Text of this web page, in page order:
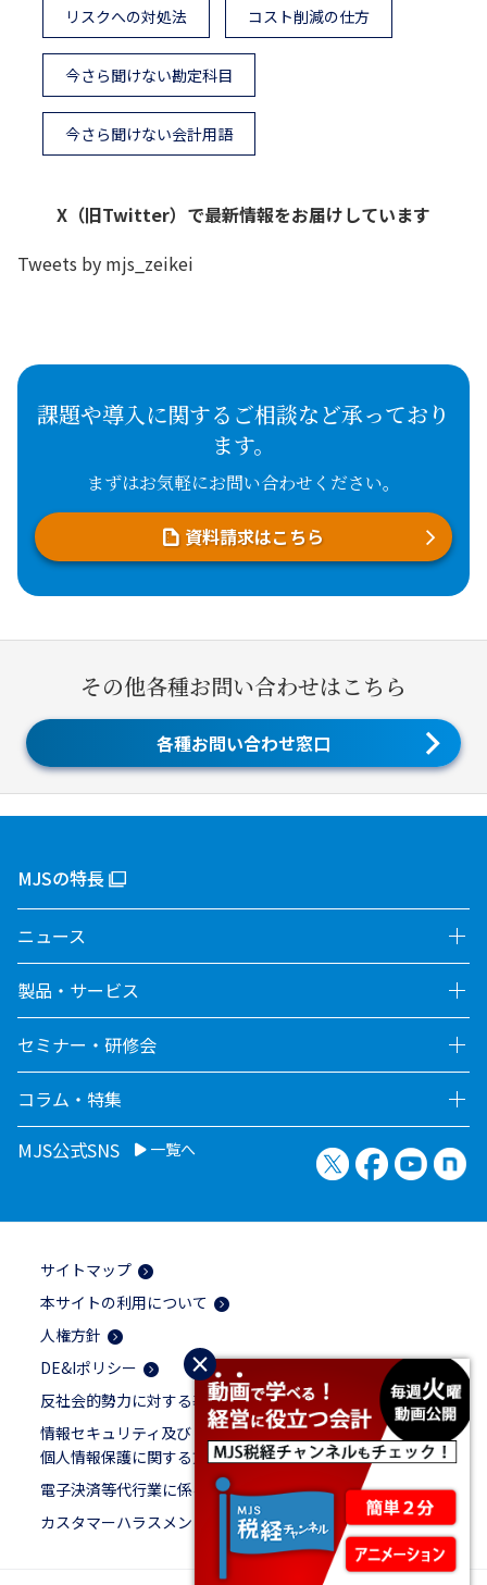
リスクへの対処法 コスト削減の仕方
今さら聞けない勘定科目
今さら聞けない会計用語
×
X（旧Twitter）で最新情報をお届けしています
Tweets by mjs_zeikei
課題や導入に関するご相談など承っており
ます。
まずはお気軽にお問い合わせください。
資料請求はこちら
その他各種お問い合わせはこちら
各種お問い合わせ窓口
MJSの特長
ニュース
製品・サービス
セミナー・研修会
コラム・特集
MJS公式SNS
一覧へ X（旧Twitter）
Facebook
サイトマップ
本サイトの利用について
人権方針
DE&Iポリシー
反社会的勢力に対する基本方針
情報セキュリティ及び
個人情報保護に関する方針
電子決済等代行業に係る表示
カスタマーハラスメントに対する基本方針